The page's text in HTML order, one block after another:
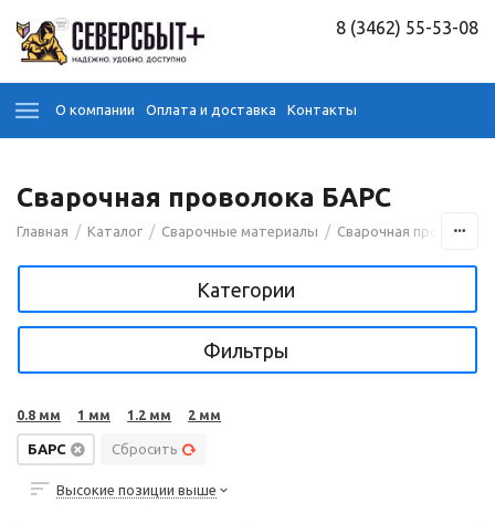
8 (3462) 55-53-08
О компании Оплата и доставка Контакты
Сварочная проволока БАРС
Главная / Каталог / Сварочные материалы / Сварочная проволока
Категории
Фильтры
0.8 мм 1 мм 1.2 мм 2 мм
БАРС Сбросить
Высокие позиции выше